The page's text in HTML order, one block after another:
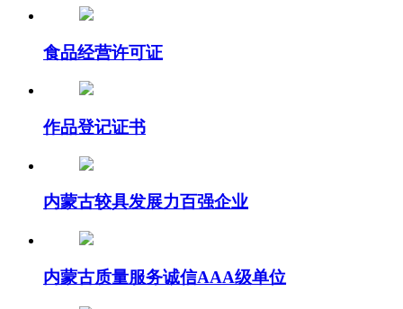
食品经营许可证
作品登记证书
内蒙古较具发展力百强企业
内蒙古质量服务诚信AAA级单位